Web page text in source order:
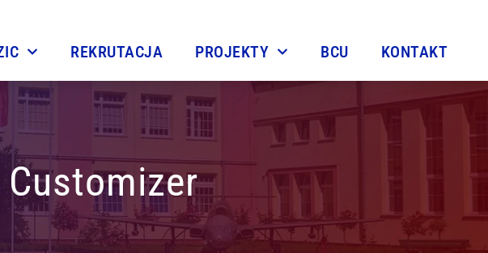
REKRUTACJA PROJEKTY BCU KONTAKT